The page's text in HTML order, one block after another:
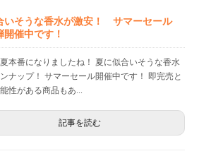
いそうな香水が激安！ サマーセール
開催中です！
本番になりましたね！ 夏に似合いそうな香水
ナップ！ サマーセール開催中です！ 即完売と
性がある商品もあ...
記事を読む